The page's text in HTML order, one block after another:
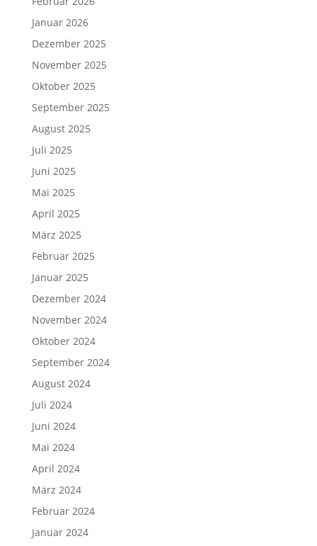
Januar 2026
Dezember 2025
November 2025
Oktober 2025
September 2025
August 2025
Juli 2025
Juni 2025
Mai 2025
April 2025
März 2025
Februar 2025
Januar 2025
Dezember 2024
November 2024
Oktober 2024
September 2024
August 2024
Juli 2024
Juni 2024
Mai 2024
April 2024
März 2024
Februar 2024
Januar 2024